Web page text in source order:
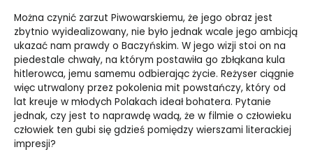
Można czynić zarzut Piwowarskiemu, że jego obraz jest
zbytnio wyidealizowany, nie było jednak wcale jego ambicją
ukazać nam prawdy o Baczyńskim. W jego wizji stoi on na
piedestale chwały, na którym postawiła go zbłąkana kula
hitlerowca, jemu samemu odbierając życie. Reżyser ciągnie
więc utrwalony przez pokolenia mit powstańczy, który od
lat kreuje w młodych Polakach ideał bohatera. Pytanie
jednak, czy jest to naprawdę wadą, że w filmie o człowieku
człowiek ten gubi się gdzieś pomiędzy wierszami literackiej
impresji?